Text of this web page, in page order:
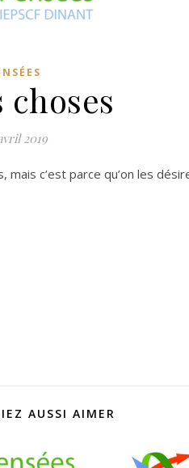
choses
2019
c’est parce qu’on les
AUSSI AIMER